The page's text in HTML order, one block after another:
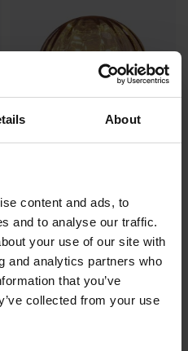
About
content and ads, to
and to analyse our traffic.
your use of our site with
and analytics partners who
that you’ve
collected from your use
Svamp 23cm bordslampa
229 kr
Rek. 299 kr